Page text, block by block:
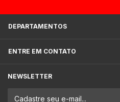
DEPARTAMENTOS
ENTRE EM CONTATO
NEWSLETTER